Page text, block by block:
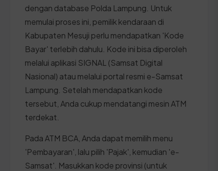
dengan database Polda Lampung. Untuk
memulai proses ini, pemilik kendaraan di
Kabupaten Mesuji perlu mendapatkan 'Kode
Bayar' terlebih dahulu. Kode ini bisa diperoleh
melalui aplikasi SIGNAL (Samsat Digital
Nasional) atau melalui portal resmi e-Samsat
Lampung. Setelah mendapatkan kode
tersebut, Anda cukup mendatangi mesin ATM
terdekat.
Pada ATM BCA, Anda dapat memilih menu
'Pembayaran', lalu pilih 'Pajak', kemudian 'e-
Samsat'. Masukkan kode provinsi (untuk